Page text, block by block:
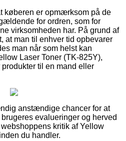
køberen er opmærksom på de
for ordren, som for
virksomheden har. På grund af
at man til enhver tid opbevarer
man når som helst kan
Laser Toner (TK-825Y),
til en mand eller
anstændige chancer for at
evalueringer og herved
kritik af Yellow
du handler.